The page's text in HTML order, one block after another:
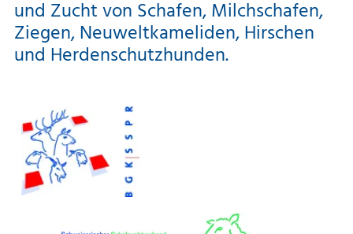
und Zucht von Schafen, Milchschafen,
Ziegen, Neuweltkameliden, Hirschen
und Herdenschutzhunden.